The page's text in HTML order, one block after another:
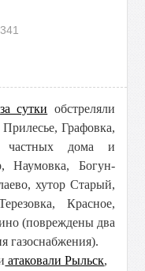
за сутки обстреляли
Графовка,
частных дома и
Наумовка, Богун-
хутор Старый,
Красное,
(повреждены два
газоснабжения).
атаковали Рыльск,